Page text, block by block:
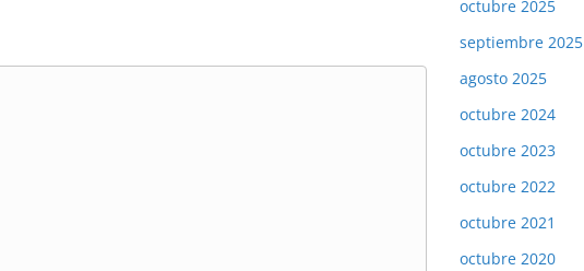
octubre 2025
septiembre 2025
agosto 2025
octubre 2024
octubre 2023
octubre 2022
octubre 2021
octubre 2020